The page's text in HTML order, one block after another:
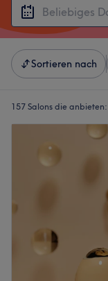
Sortieren nach
157 Salons die anbieten: